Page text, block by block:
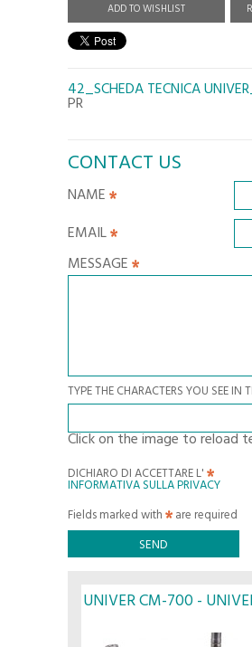
ADD TO WISHLIST
42_SCHEDA TECNICA
PR
CONTACT US
NAME
EMAIL
MESSAGE
TYPE THE CHARACTERS YOU SEE IN
Click on the image to reload
DICHIARO DI ACCETTARE L'
INFORMATIVA SULLA PRIVACY
Fields marked with
are required
UNIVER CM-700 -